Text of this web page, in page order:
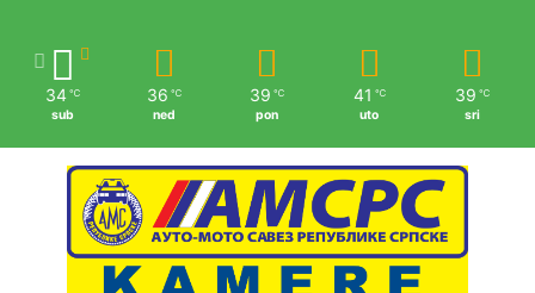
34 ℃
sub
36 ℃
ned
39 ℃
pon
41 ℃
uto
39 ℃
sri